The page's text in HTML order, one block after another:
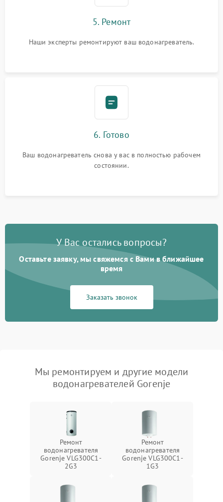
5. Ремонт
Наши эксперты ремонтируют ваш водонагреватель.
6. Готово
Ваш водонагреватель снова у вас в полностью рабочем
состоянии.
У Вас остались вопросы?
Оставьте заявку, мы свяжемся с Вами в ближайшее
время
Заказать звонок
Мы ремонтируем и другие модели
водонагревателей Gorenje
Ремонт
водонагревателя
Gorenje VLG300C1-
2G3
Ремонт
водонагревателя
Gorenje VLG300C1-
1G3